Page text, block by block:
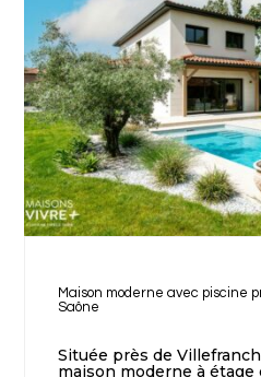
Maison moderne avec piscine
Saône
Située près de
maison moderne à